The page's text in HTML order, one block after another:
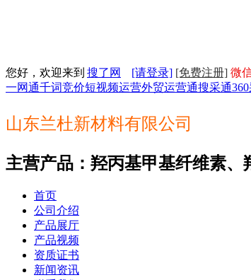
您好，欢迎来到 搜了网 [请登录] [免费注册] 微
一网通千词竞价短视频运营外贸运营通搜采通
山东兰杜新材料有限公司
主营产品：羟丙基甲基纤维素、
首页
公司介绍
产品展厅
产品视频
资质证书
新闻资讯